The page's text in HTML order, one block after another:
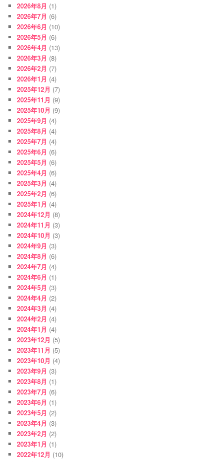
2026年8月 (1)
2026年7月 (6)
2026年6月 (10)
2026年5月 (6)
2026年4月 (13)
2026年3月 (8)
2026年2月 (7)
2026年1月 (4)
2025年12月 (7)
2025年11月 (9)
2025年10月 (9)
2025年9月 (4)
2025年8月 (4)
2025年7月 (4)
2025年6月 (6)
2025年5月 (6)
2025年4月 (6)
2025年3月 (4)
2025年2月 (6)
2025年1月 (4)
2024年12月 (8)
2024年11月 (3)
2024年10月 (3)
2024年9月 (3)
2024年8月 (6)
2024年7月 (4)
2024年6月 (1)
2024年5月 (3)
2024年4月 (2)
2024年3月 (4)
2024年2月 (4)
2024年1月 (4)
2023年12月 (5)
2023年11月 (5)
2023年10月 (4)
2023年9月 (3)
2023年8月 (1)
2023年7月 (6)
2023年6月 (1)
2023年5月 (2)
2023年4月 (3)
2023年2月 (2)
2023年1月 (1)
2022年12月 (10)